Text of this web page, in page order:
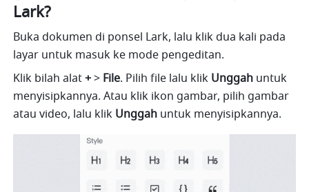
Lark?
Buka dokumen di ponsel Lark, lalu klik dua kali pada
layar untuk masuk ke mode pengeditan.
Klik bilah alat + > File. Pilih file lalu klik Unggah untuk
menyisipkannya. Atau klik ikon gambar, pilih gambar
atau video, lalu klik Unggah untuk menyisipkannya.